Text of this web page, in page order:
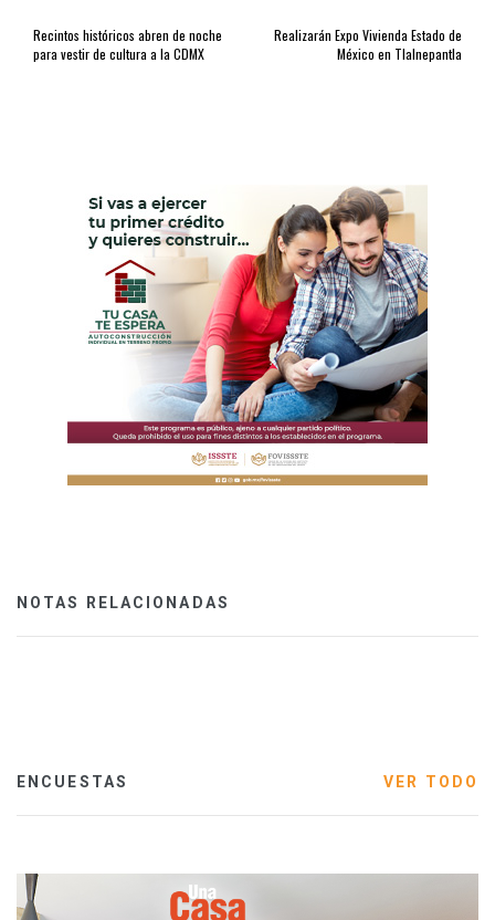
Recintos históricos abren de noche
para vestir de cultura a la CDMX
Realizarán Expo Vivienda Estado de
México en Tlalnepantla
NOTAS RELACIONADAS
ENCUESTAS VER TODO